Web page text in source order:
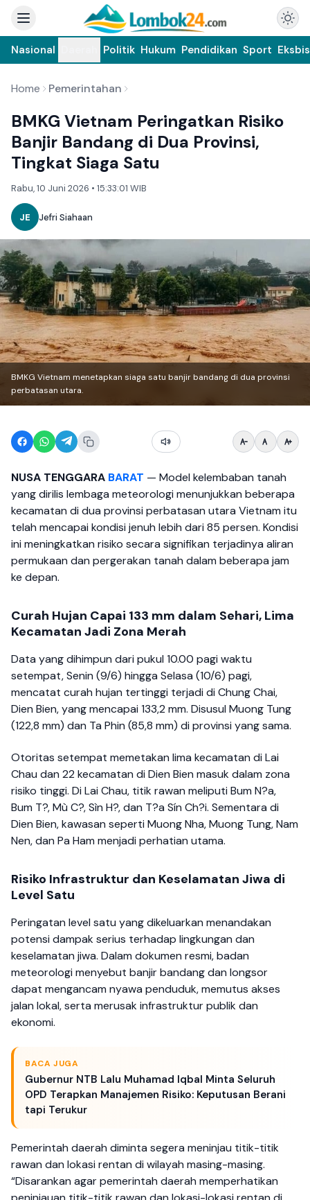
Nasional Politik Hukum Pendidikan Sport Eksbis
Home Pemerintahan
BMKG Vietnam Peringatkan Risiko
Banjir Bandang di Dua Provinsi,
Tingkat Siaga Satu
Rabu, 10 Juni 2026 • 15:33:01 WIB
JE Jefri Siahaan
BMKG Vietnam menetapkan siaga satu banjir bandang di dua provinsi
perbatasan utara.
NUSA TENGGARA BARAT — Model kelembaban tanah
yang dirilis lembaga meteorologi menunjukkan beberapa
kecamatan di dua provinsi perbatasan utara Vietnam itu
telah mencapai kondisi jenuh lebih dari 85 persen. Kondisi
ini meningkatkan risiko secara signifikan terjadinya aliran
permukaan dan pergerakan tanah dalam beberapa jam
ke depan.
Curah Hujan Capai 133 mm dalam Sehari, Lima
Kecamatan Jadi Zona Merah
Data yang dihimpun dari pukul 10.00 pagi waktu
setempat, Senin (9/6) hingga Selasa (10/6) pagi,
mencatat curah hujan tertinggi terjadi di Chung Chai,
Dien Bien, yang mencapai 133,2 mm. Disusul Muong Tung
(122,8 mm) dan Ta Phin (85,8 mm) di provinsi yang sama.
Otoritas setempat memetakan lima kecamatan di Lai
Chau dan 22 kecamatan di Dien Bien masuk dalam zona
risiko tinggi. Di Lai Chau, titik rawan meliputi Bum N?a,
Bum T?, Mù C?, Sìn H?, dan T?a Sín Ch?i. Sementara di
Dien Bien, kawasan seperti Muong Nha, Muong Tung, Nam
Nen, dan Pa Ham menjadi perhatian utama.
Risiko Infrastruktur dan Keselamatan Jiwa di
Level Satu
Peringatan level satu yang dikeluarkan menandakan
potensi dampak serius terhadap lingkungan dan
keselamatan jiwa. Dalam dokumen resmi, badan
meteorologi menyebut banjir bandang dan longsor
dapat mengancam nyawa penduduk, memutus akses
jalan lokal, serta merusak infrastruktur publik dan
ekonomi.
BACA JUGA
Gubernur NTB Lalu Muhamad Iqbal Minta Seluruh
OPD Terapkan Manajemen Risiko: Keputusan Berani
tapi Terukur
Pemerintah daerah diminta segera meninjau titik-titik
rawan dan lokasi rentan di wilayah masing-masing.
“Disarankan agar pemerintah daerah memperhatikan